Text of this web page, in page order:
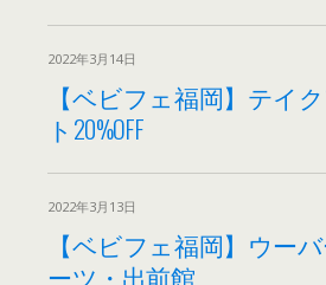
2022年3月14日
【ベビフェ福岡】テイ
ト20%OFF
2022年3月13日
【ベビフェ福岡】ウー
ーツ・出前館